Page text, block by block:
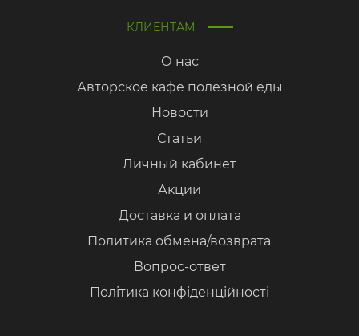
КЛИЕНТАМ
О нас
Авторское кафе полезной еды
Новости
Статьи
Личный кабинет
Акции
Доставка и оплата
Политика обмена/возврата
Вопрос-ответ
Політика конфіденційності